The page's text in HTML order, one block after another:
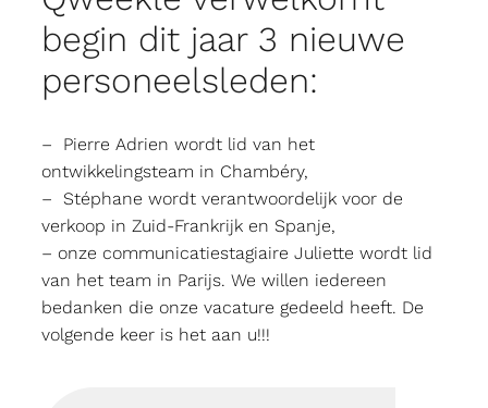
begin dit jaar 3 nieuwe
personeelsleden:
– Pierre Adrien wordt lid van het
ontwikkelingsteam in Chambéry,
– Stéphane wordt verantwoordelijk voor de
verkoop in Zuid-Frankrijk en Spanje,
– onze communicatiestagiaire Juliette wordt lid
van het team in Parijs. We willen iedereen
bedanken die onze vacature gedeeld heeft. De
volgende keer is het aan u!!!